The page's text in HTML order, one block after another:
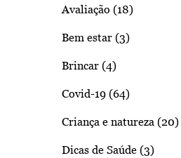
Avaliação (18)
Bem estar (3)
Brincar (4)
Covid-19 (64)
Criança e natureza (20)
Dicas de Saúde (3)